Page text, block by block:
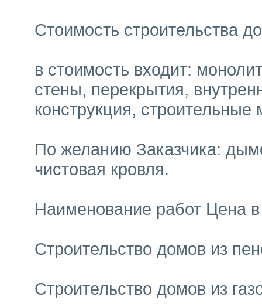
Стоимость строительства
в стоимость входит:
стены, перекрытия,
конструкция,
По желанию Заказчика:
чистовая кровля.
Наименование работ Цена
Строительство домов из
Строительство домов из